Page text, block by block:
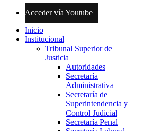
Acceder vía Youtube
Inicio
Institucional
Tribunal Superior de
Justicia
Autoridades
Secretaría
Administrativa
Secretaría de
Superintendencia y
Control Judicial
Secretaría Penal